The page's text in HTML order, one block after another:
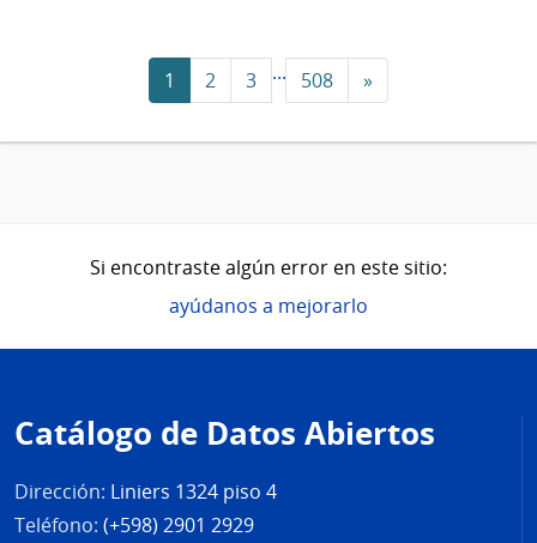
1 2 3 ... 508 »
Si encontraste algún error en este sitio:
ayúdanos a mejorarlo
de
página
Catálogo de Datos Abiertos
Dirección: Liniers 1324 piso 4
Teléfono: (+598) 2901 2929